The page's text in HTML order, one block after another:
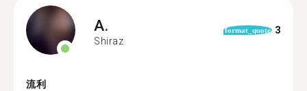
A.
Shiraz
format_quote 3
流利